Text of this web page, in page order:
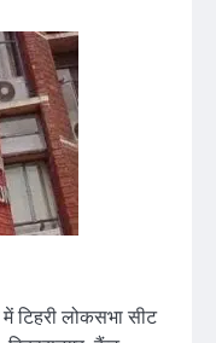
टिहरी लोकसभा सीट